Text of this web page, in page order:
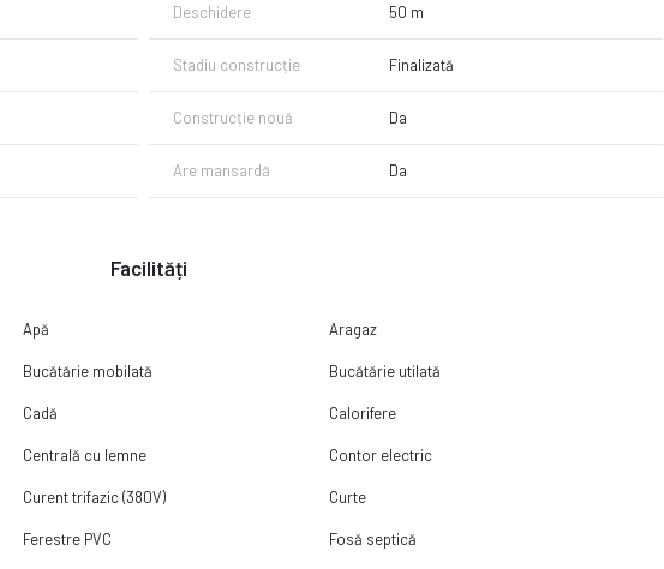
localizarea strategică face din această proprietate un loc ideal pentru a atrage
imobiliare într-o zonă deosebită, unde tradițiile și natura se împletesc armonios!
ne contactați!
Deschidere 50 m
Stadiu construcție Finalizată
Construcție nouă Da
Are mansardă Da
Facilități
Apă Aragaz
Bucătărie mobilată Bucătărie utilată
Cadă Calorifere
Centrală cu lemne Contor electric
Curent trifazic (380V) Curte
Ferestre PVC Fosă septică